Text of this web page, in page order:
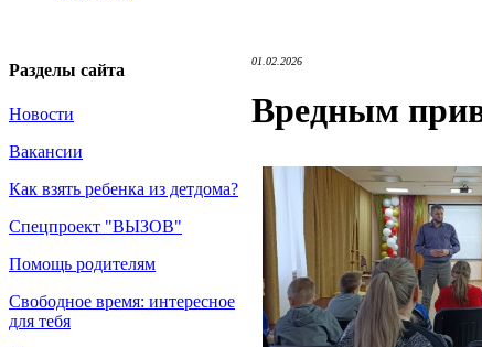
Разделы сайта
Новости
Вакансии
Как взять ребенка из детдома?
Спецпроект "ВЫЗОВ"
Помощь родителям
Свободное время: интересное
для тебя
01.02.2026
Вредным